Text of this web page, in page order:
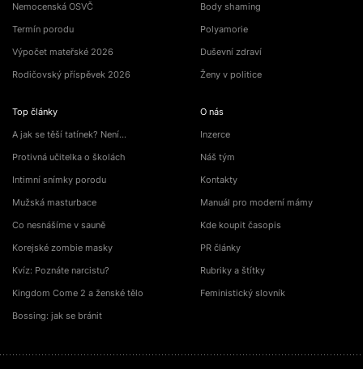
Nemocenská OSVČ
Termín porodu
Výpočet mateřské 2026
Rodičovský příspěvek 2026
Top články
A jak se těší tatínek? Není…
Protivná učitelka o školách
Intimní snímky porodu
Mužská masturbace
Co nesnášíme v sauně
Korejské zombie masky
Kvíz: Poznáte narcistu?
Kingdom Come 2 a ženské tělo
Bossing: jak se bránit
Body shaming
Polyamorie
Duševní zdraví
Ženy v politice
O nás
Inzerce
Náš tým
Kontakty
Manuál pro moderní mámy
Kde koupit časopis
PR články
Rubriky a štítky
Feministický slovník